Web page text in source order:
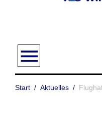
menu
Start / Aktuelles /